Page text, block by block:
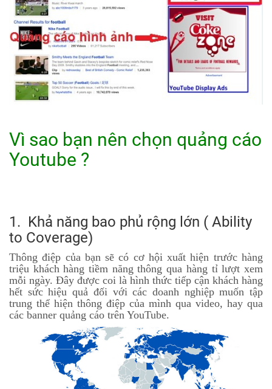
Vì sao bạn nên chọn quảng cáo
Youtube ?
1. Khả năng bao phủ rộng lớn ( Ability
to Coverage)
Thông điệp của bạn sẽ có cơ hội xuất hiện trước hàng
triệu khách hàng tiềm năng thông qua hàng tỉ lượt xem
mỗi ngày. Đây được coi là hình thức tiếp cận khách hàng
hết sức hiệu quả đối với các doanh nghiệp muốn tập
trung thể hiện thông điệp của mình qua video, hay qua
các banner quảng cáo trên YouTube.